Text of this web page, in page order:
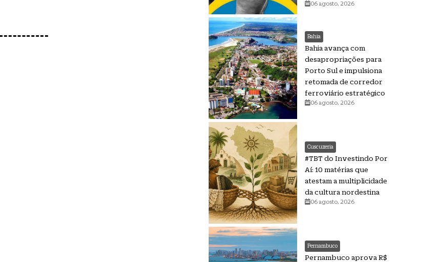
06 agosto, 2026
Bahia
Bahia avança com
desapropriações para
Porto Sul e impulsiona
retomada de corredor
ferroviário estratégico
06 agosto, 2026
Cuscuzeria
#TBT do Investindo Por
Aí: 10 matérias que
atestam a multiplicidade
da cultura nordestina
06 agosto, 2026
Pernambuco
Pernambuco aprova R$